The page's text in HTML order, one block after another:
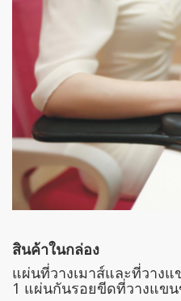
สินค้าในกล่อง
แผ่นที่วางเมาส์และที่วาง
1 แผ่นกันรอยขีดที่วางแขน